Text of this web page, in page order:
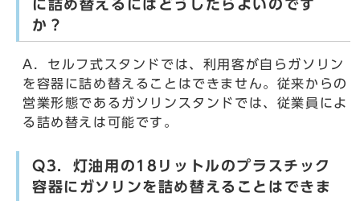
に詰め替えるにはどうしたらよいのです
か？
A．セルフ式スタンドでは、利用客が自らガソリン
を容器に詰め替えることはできません。従来からの
営業形態であるガソリンスタンドでは、従業員によ
る詰め替えは可能です。
Q3．灯油用の18リットルのプラスチック
容器にガソリンを詰め替えることはできま